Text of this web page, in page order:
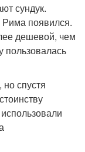
сундук.
появился.
дешевой, чем
пользовалась
спустя